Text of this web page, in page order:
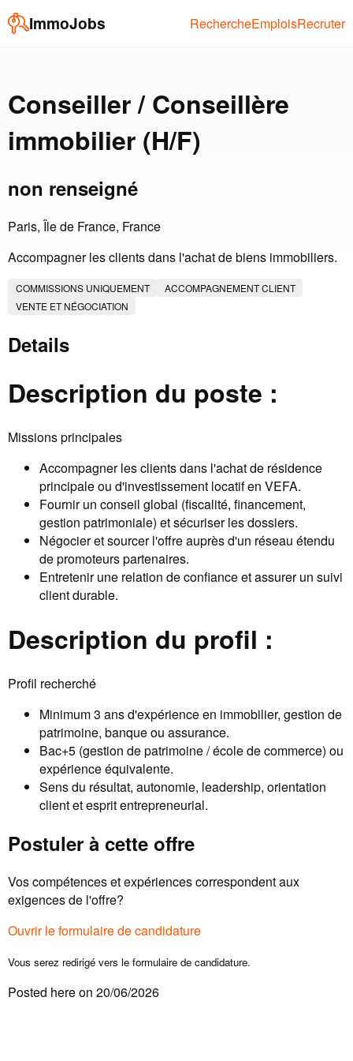
ImmoJobs RechercheEmploisRecruter
Conseiller / Conseillère
immobilier (H/F)
non renseigné
Paris, Île de France, France
Accompagner les clients dans l'achat de biens immobiliers.
COMMISSIONS UNIQUEMENT
ACCOMPAGNEMENT CLIENT
VENTE ET NÉGOCIATION
Details
Description du poste :
Missions principales
Accompagner les clients dans l'achat de résidence
principale ou d'investissement locatif en VEFA.
Fournir un conseil global (fiscalité, financement,
gestion patrimoniale) et sécuriser les dossiers.
Négocier et sourcer l'offre auprès d'un réseau étendu
de promoteurs partenaires.
Entretenir une relation de confiance et assurer un suivi
client durable.
Description du profil :
Profil recherché
Minimum 3 ans d'expérience en immobilier, gestion de
patrimoine, banque ou assurance.
Bac+5 (gestion de patrimoine / école de commerce) ou
expérience équivalente.
Sens du résultat, autonomie, leadership, orientation
client et esprit entrepreneurial.
Postuler à cette offre
Vos compétences et expériences correspondent aux
exigences de l'offre?
Ouvrir le formulaire de candidature
Vous serez redirigé vers le formulaire de candidature.
Posted here on 20/06/2026